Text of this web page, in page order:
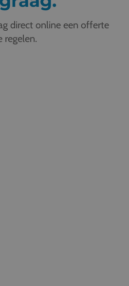
direct online een offerte
regelen.